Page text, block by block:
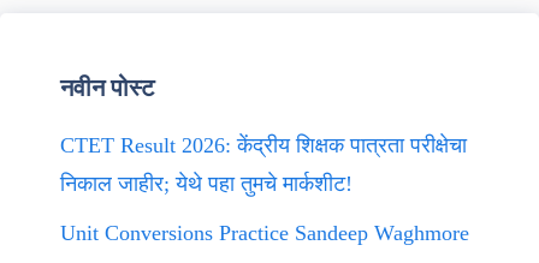
नवीन पोस्ट
CTET Result 2026: केंद्रीय शिक्षक पात्रता परीक्षेचा
निकाल जाहीर; येथे पहा तुमचे मार्कशीट!
Unit Conversions Practice Sandeep Waghmore